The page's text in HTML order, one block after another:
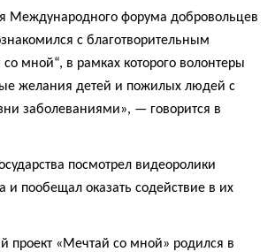
Международного форума добровольцев
с благотворительным
мной“, в рамках которого волонтеры
желания детей и пожилых людей с
заболеваниями», — говорится в
посмотрел видеоролики
и пообещал оказать содействие в их
проект «Мечтай со мной» родился в